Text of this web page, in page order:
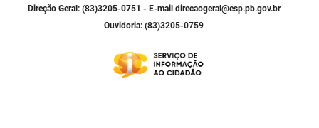
Direção Geral: (83)3205-0751 - E-mail direcaogeral@esp.pb.gov.br
Ouvidoria: (83)3205-0759